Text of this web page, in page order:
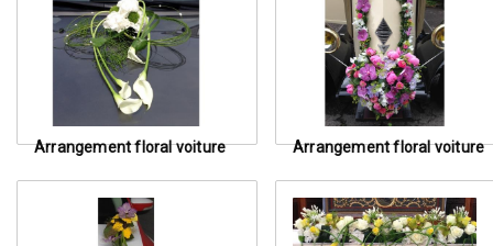
Arrangement floral voiture Arrangement floral voiture